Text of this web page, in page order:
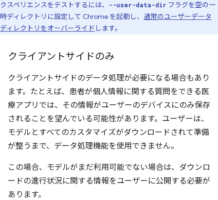
クスペリエンスをテストするには、
--user-data-dir フラグを空の一
時ディレクトリに設定して Chrome を起動し、 通常のユーザーデータ
ディレクトリをオーバーライド します。
クライアントサイドのみ
クライアントサイドのデータ処理が必要になる場合もあり
ます。たとえば、患者が個人情報に関する質問をできる医
療アプリでは、その情報がユーザーのデバイスにのみ保存
されることを望んでいる可能性があります。ユーザーは、
モデルとすべてのカスタマイズがダウンロードされて準備
が整うまで、データ処理機能を使用できません。
この場合、モデルがまだ利用可能でない場合は、ダウンロ
ードの進行状況に関する情報をユーザーに公開する必要が
あります。